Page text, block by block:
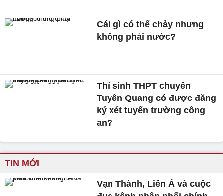
Cái gì có thể chảy nhưng
không phải nước?
Thí sinh THPT chuyên
Tuyên Quang có được đăng
ký xét tuyển trường công
an?
TIN MỚI
Vạn Thành, Liên Á và cuộc